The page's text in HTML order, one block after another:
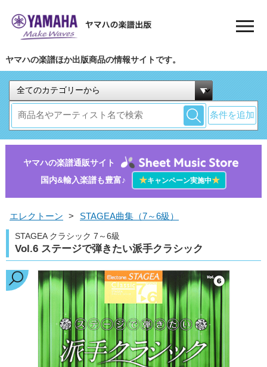
ヤマハの楽譜ほか出版商品の情報サイトです。
条件を追加
ヤマハの楽譜通販サイト
国内&輸入楽譜も豊富♪
★キャンペーン実施中★
エレクトーン > STAGEA曲集（7～6級）
STAGEA クラシック 7～6級
Vol.6 ステージで弾きたい派手クラシック